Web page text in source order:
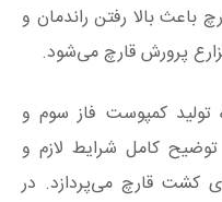
بالا رفتن راندمان و
پرورش قارچ می‌شود.
کمپوست فاز سوم و
کامل شرایط لازم و
کشت قارچ می‌پردازد. در